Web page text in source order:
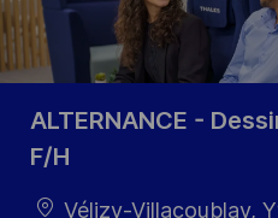
ALTERNANCE -
F/H
localisation
Vélizy-Villacoublay,